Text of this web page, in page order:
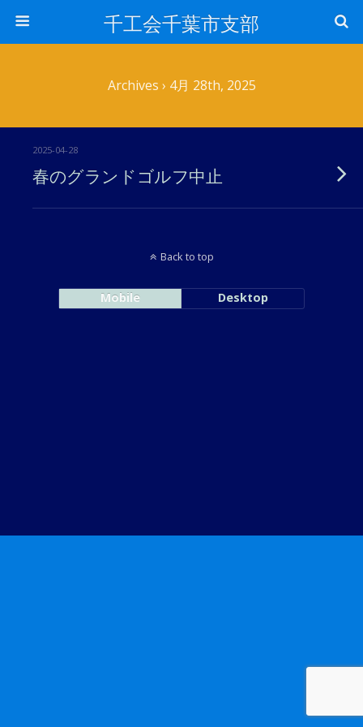
千工会千葉市支部
Archives › 4月 28th, 2025
2025-04-28
春のグランドゴルフ中止
Back to top
Mobile Desktop